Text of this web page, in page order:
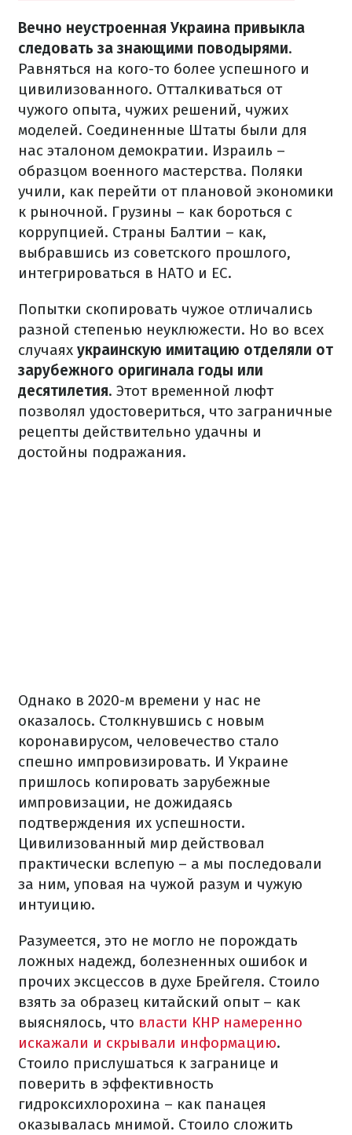
Вечно неустроенная Украина привыкла
следовать за знающими поводырями.
Равняться на кого-то более успешного и
цивилизованного. Отталкиваться от
чужого опыта, чужих решений, чужих
моделей. Соединенные Штаты были для
нас эталоном демократии. Израиль –
образцом военного мастерства. Поляки
учили, как перейти от плановой экономики
к рыночной. Грузины – как бороться с
коррупцией. Страны Балтии – как,
выбравшись из советского прошлого,
интегрироваться в НАТО и ЕС.
Попытки скопировать чужое отличались
разной степенью неуклюжести. Но во всех
случаях украинскую имитацию отделяли от
зарубежного оригинала годы или
десятилетия. Этот временной люфт
позволял удостовериться, что заграничные
рецепты действительно удачны и
достойны подражания.
Однако в 2020-м времени у нас не
оказалось. Столкнувшись с новым
коронавирусом, человечество стало
спешно импровизировать. И Украине
пришлось копировать зарубежные
импровизации, не дожидаясь
подтверждения их успешности.
Цивилизованный мир действовал
практически вслепую – а мы последовали
за ним, уповая на чужой разум и чужую
интуицию.
Разумеется, это не могло не порождать
ложных надежд, болезненных ошибок и
прочих эксцессов в духе Брейгеля. Стоило
взять за образец китайский опыт – как
выяснялось, что власти КНР намеренно
искажали и скрывали информацию.
Стоило прислушаться к загранице и
поверить в эффективность
гидроксихлорохина – как панацея
оказывалась мнимой. Стоило сложить